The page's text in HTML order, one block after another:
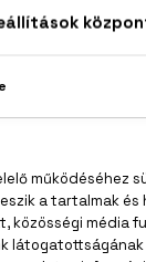
8.645 Ft
100 ml
KAPCSOLÓDÓ TERMÉKEK